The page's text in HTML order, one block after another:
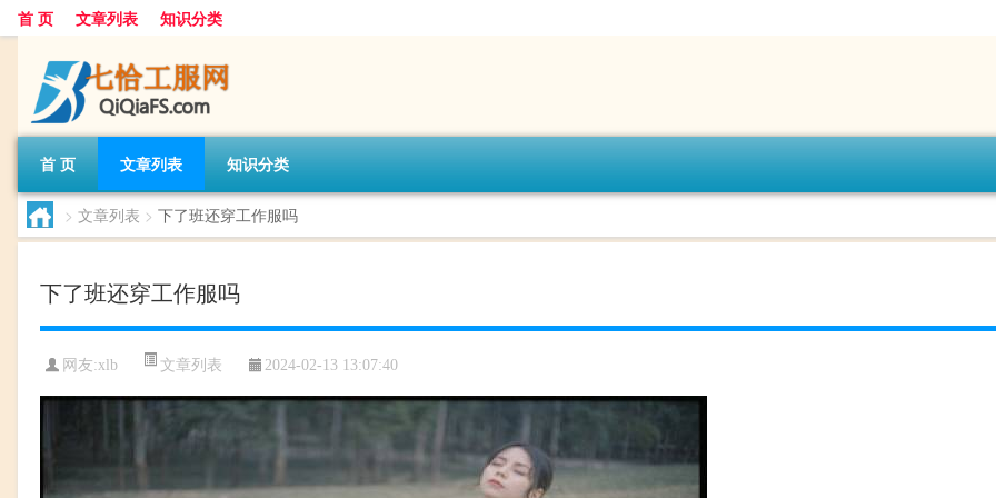
首 页 文章列表 知识分类
首 页 文章列表 知识分类
> 文章列表 > 下了班还穿工作服吗
下了班还穿工作服吗
网友:xlb 文章列表 2024-02-13 13:07:40